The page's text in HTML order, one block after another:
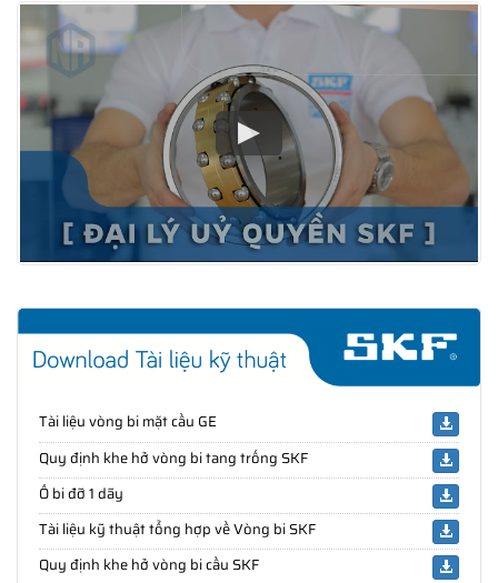
Tài liệu vòng bi mặt cầu GE
Quy định khe hở vòng bi tang trống SKF
Ổ bi đỡ 1 dãy
Tài liệu kỹ thuật tổng hợp về Vòng bi SKF
Quy định khe hở vòng bi cầu SKF